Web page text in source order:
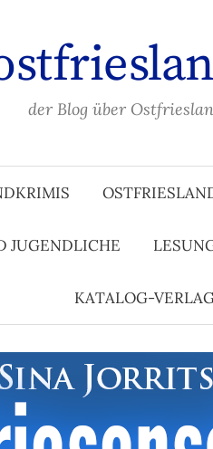
der Blog über
JUGENDLICHE
KATALOG-